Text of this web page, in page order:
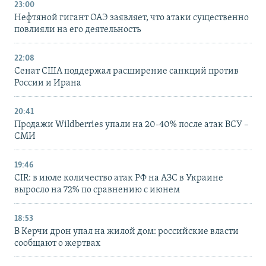
23:00
Нефтяной гигант ОАЭ заявляет, что атаки существенно
повлияли на его деятельность
22:08
Сенат США поддержал расширение санкций против
России и Ирана
20:41
Продажи Wildberries упали на 20-40% после атак ВСУ –
СМИ
19:46
CIR: в июле количество атак РФ на АЗС в Украине
выросло на 72% по сравнению с июнем
18:53
В Керчи дрон упал на жилой дом: российские власти
сообщают о жертвах